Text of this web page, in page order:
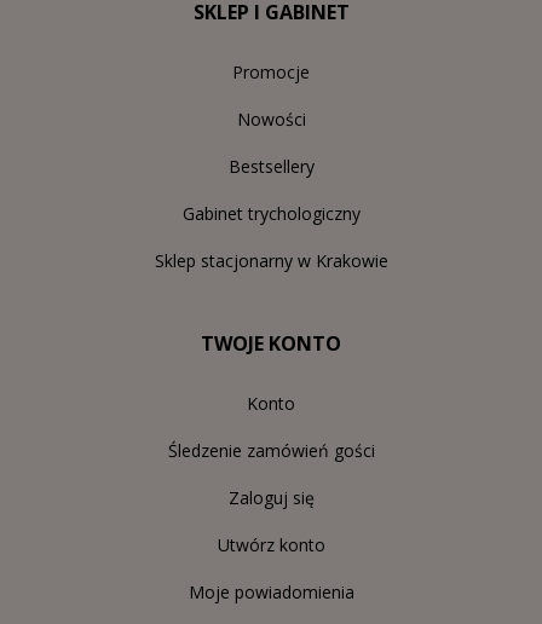
SKLEP I GABINET
Promocje
Nowości
Bestsellery
Gabinet trychologiczny
Sklep stacjonarny w Krakowie
TWOJE KONTO
Konto
Śledzenie zamówień gości
Zaloguj się
Utwórz konto
Moje powiadomienia